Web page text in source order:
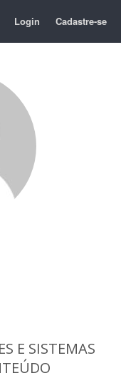
Login Cadastre-se
E SISTEMAS